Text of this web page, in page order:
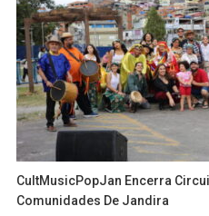
CultMusicPopJan Encerra
Comunidades De Jandira